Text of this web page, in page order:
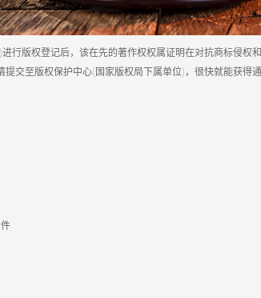
行版权登记后，该在先的著作权权属证明在对抗商标侵
交至版权保护中心(国家版权局下属单位)，很快就能获得